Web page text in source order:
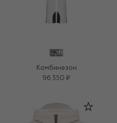
Комбинезон
96 350 ₽